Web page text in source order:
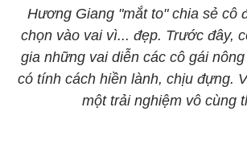
Hương Giang "mắt to" chia sẻ cô
chọn vào vai vì... đẹp. Trước đây,
gia những vai diễn các cô gái
có tính cách hiền lành, chịu đựng.
một trải nghiệm vô cùng